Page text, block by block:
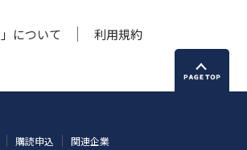
について 利用規約
購読申込 関連企業